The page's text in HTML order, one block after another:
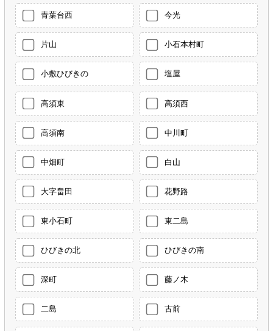
青葉台西 今光
片山 小石本村町
小敷ひびきの 塩屋
高須東 高須西
高須南 中川町
中畑町 白山
大字畠田 花野路
東小石町 東二島
ひびきの北 ひびきの南
深町 藤ノ木
二島 古前